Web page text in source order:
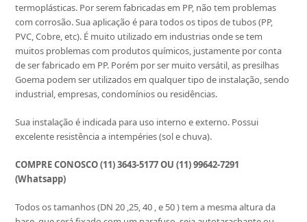
termoplásticas. Por serem fabricadas em PP, não tem problemas
com corrosão. Sua aplicação é para todos os tipos de tubos (PP,
PVC, Cobre, etc). É muito utilizado em industrias onde se tem
muitos problemas com produtos químicos, justamente por conta
de ser fabricado em PP. Porém por ser muito versátil, as presilhas
Goema podem ser utilizados em qualquer tipo de instalação, sendo
industrial, empresas, condomínios ou residências.
Sua instalação é indicada para uso interno e externo. Possui
excelente resistência a intempéries (sol e chuva).
COMPRE CONOSCO (11) 3643-5177 OU (11) 99642-7291
(Whatsapp)
Todos os tamanhos (DN 20 ,25, 40 , e 50 ) tem a mesma altura da